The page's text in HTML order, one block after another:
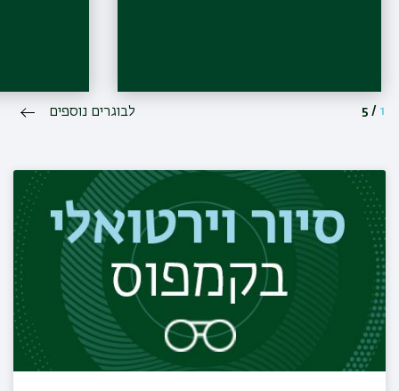
1
/
5 לבוגרים נוספים